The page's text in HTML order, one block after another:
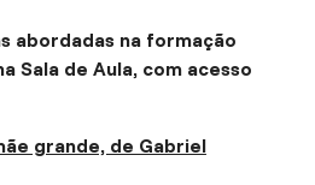
abordadas na formação
Sala de Aula, com acesso
grande, de Gabriel